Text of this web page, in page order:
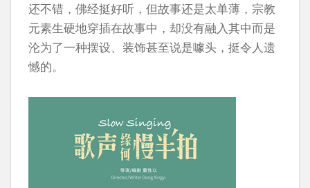
还不错，佛经挺好听，但故事还是太单薄，宗教
元素生硬地穿插在故事中，却没有融入其中而是
沦为了一种摆设、装饰甚至说是噱头，挺令人遗
憾的。